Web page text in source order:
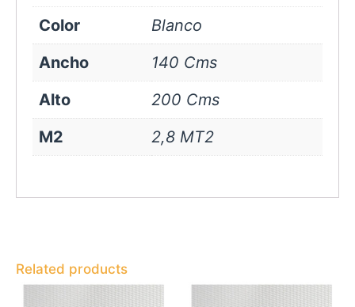
Color
Blanco
Ancho
140 Cms
Alto
200 Cms
M2
2,8 MT2
Related products